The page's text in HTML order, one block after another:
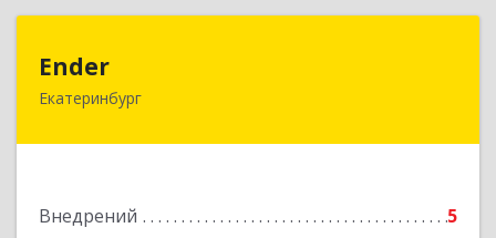
Ender
Екатеринбург
Внедрений 5
620050, Свердловская обл, Екатеринбург г,